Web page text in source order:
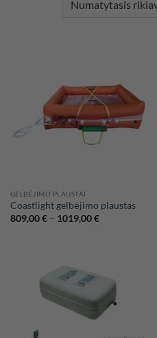
GELBĖJIMO PLAUSTAI
Coastlight gelbėjimo plaustas
809,00€ – 1019,00€Price